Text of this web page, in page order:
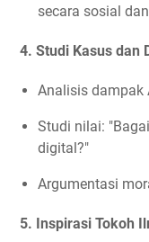
secara sosial
4. Studi Kasus dan
Analisis dampak
Studi nilai:
digital?"
Argumentasi
5. Inspirasi Tokoh